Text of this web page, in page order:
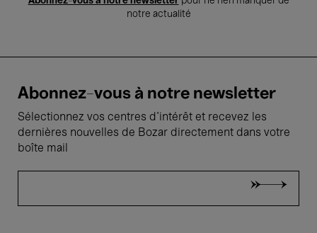
notre actualité
Abonnez-vous à notre newsletter
Sélectionnez vos centres d'intérêt et recevez les
dernières nouvelles de Bozar directement dans votre
boîte mail